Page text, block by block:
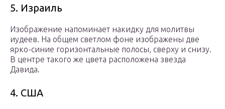
5. Израиль
Изображение напоминает накидку для молитвы
иудеев. На общем светлом фоне изображены две
ярко-синие горизонтальные полосы, сверху и снизу.
В центре такого же цвета расположена звезда
Давида.
4. США